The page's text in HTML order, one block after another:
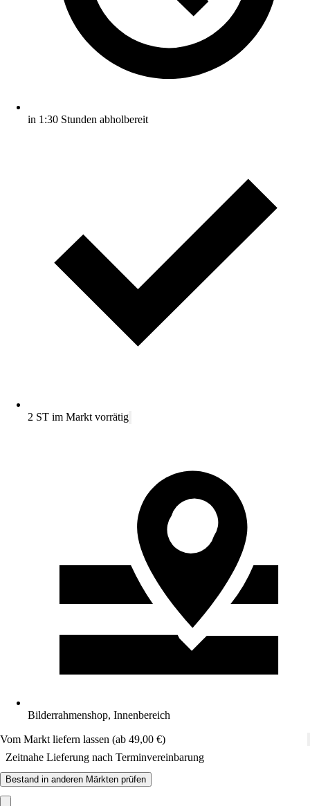
in 1:30 Stunden abholbereit
2 ST im Markt vorrätig
Bilderrahmenshop, Innenbereich
Vom Markt liefern lassen (ab 49,00 €)
Zeitnahe Lieferung nach Terminvereinbarung
Bestand in anderen Märkten prüfen